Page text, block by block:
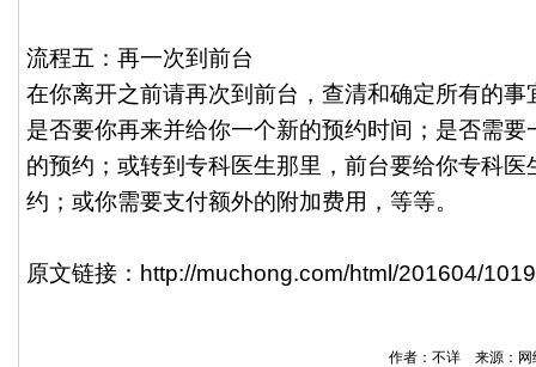
流程五：再一次到前台
在你离开之前请再次到前台，查清和确定所有的事
是否要你再来并给你一个新的预约时间；是否需
的预约；或转到专科医生那里，前台要给你专科
约；或你需要支付额外的附加费用，等等。
原文链接：http://muchong.com/html/201604/
作者：不详 来源：